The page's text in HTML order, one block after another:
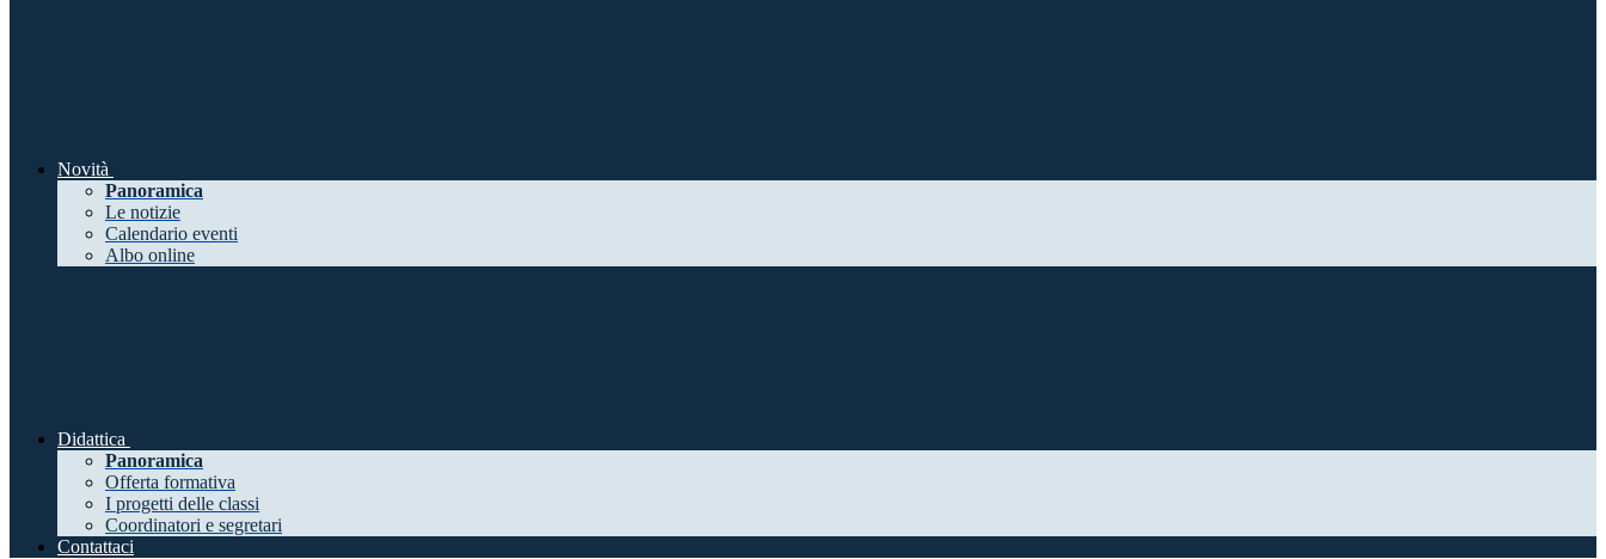
Novità
Panoramica
Le notizie
Calendario eventi
Albo online
Didattica
Panoramica
Offerta formativa
I progetti delle classi
Coordinatori e segretari
Contattaci